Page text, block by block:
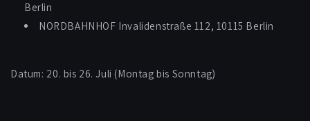
Berlin
NORDBAHNHOF Invalidenstraße 112, 10115 Berlin
Datum: 20. bis 26. Juli (Montag bis Sonntag)